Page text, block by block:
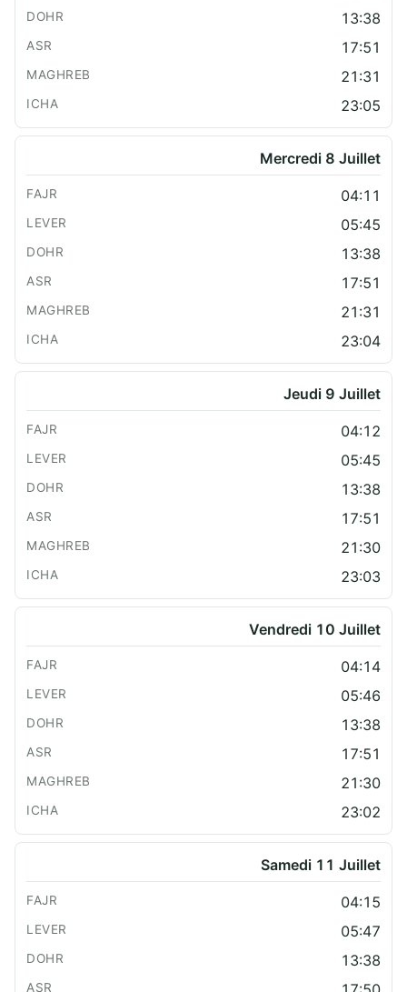
13:38
17:51
21:31
23:05
Mercredi 8 Juillet
04:11
05:45
13:38
17:51
21:31
23:04
Jeudi 9 Juillet
04:12
05:45
13:38
17:51
21:30
23:03
Vendredi 10 Juillet
04:14
05:46
13:38
17:51
21:30
23:02
Samedi 11 Juillet
04:15
05:47
13:38